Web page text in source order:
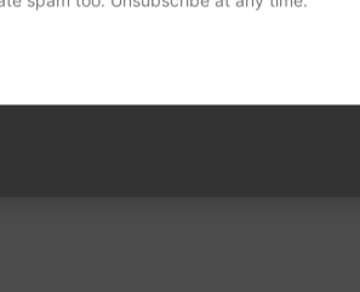
Script-functies